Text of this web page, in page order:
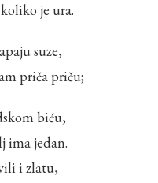
je ura.
suze,
priča priču;
biću,
ima jedan.
i zlatu,